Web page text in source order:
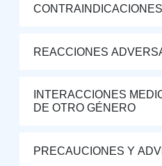
CONTRAINDICACIONES
REACCIONES
INTERACCIONES
DE OTRO GÉNERO
PRECAUCIONES Y